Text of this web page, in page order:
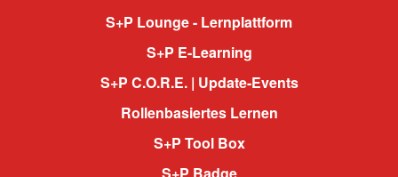
S+P Lounge - Lernplattform
S+P E-Learning
S+P C.O.R.E. | Update-Events
Rollenbasiertes Lernen
S+P Tool Box
S+P Badge